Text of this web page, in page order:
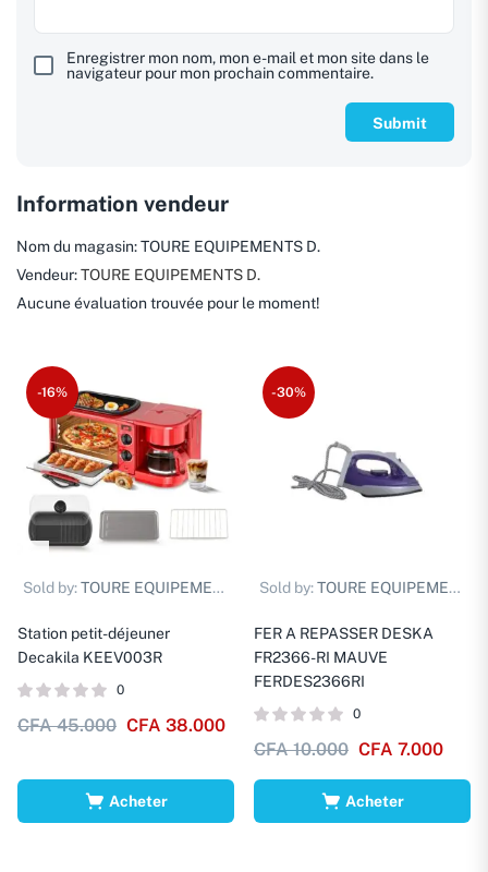
Enregistrer mon nom, mon e-mail et mon site dans le
navigateur pour mon prochain commentaire.
Information vendeur
Nom du magasin:TOURE EQUIPEMENTS D.
Vendeur:TOURE EQUIPEMENTS D.
Aucune évaluation trouvée pour le moment!
-16%
Sold by:TOURE EQUIPEMENTS D.
Station petit-déjeuner
Decakila KEEV003R
0
CFA45.000 CFA 38.000
Acheter
-30%
Sold by:TOURE EQUIPEMENTS D.
FER A REPASSER DESKA
FR2366-RI MAUVE
FERDES2366RI
0
CFA10.000 CFA 7.000
Acheter